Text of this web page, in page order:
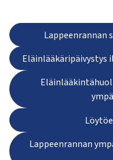
Lappeenrannan
Eläinlääkäripäivystys
Lappeenrannan